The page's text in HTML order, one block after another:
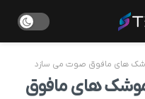
های مافوق صوت می سازد
موشک های مافوق